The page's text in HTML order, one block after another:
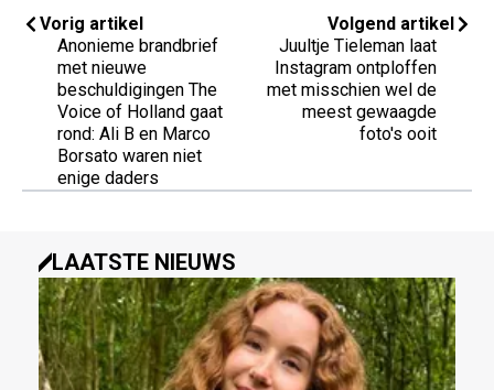
Vorig artikel
Anonieme brandbrief
met nieuwe
beschuldigingen The
Voice of Holland gaat
rond: Ali B en Marco
Borsato waren niet
enige daders
Volgend artikel
Juultje Tieleman laat
Instagram ontploffen
met misschien wel de
meest gewaagde
foto's ooit
LAATSTE NIEUWS